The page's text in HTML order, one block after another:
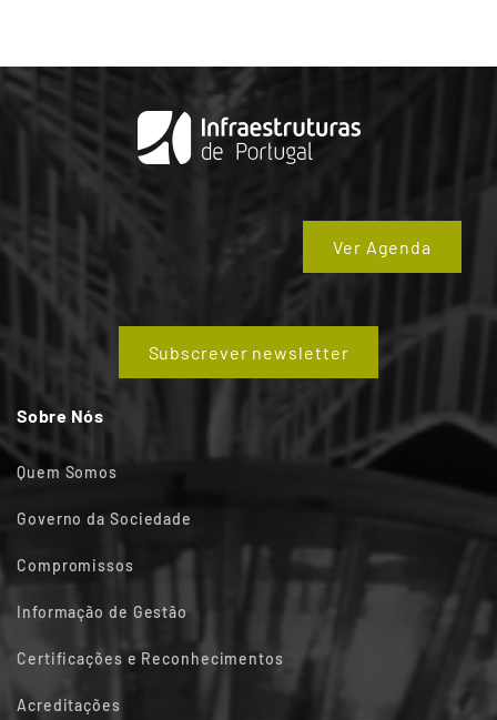
Ver Agenda
Subscrever newsletter
Sobre Nós
Quem Somos
Governo da Sociedade
Compromissos
Informação de Gestão
Certificações e Reconhecimentos
Acreditações